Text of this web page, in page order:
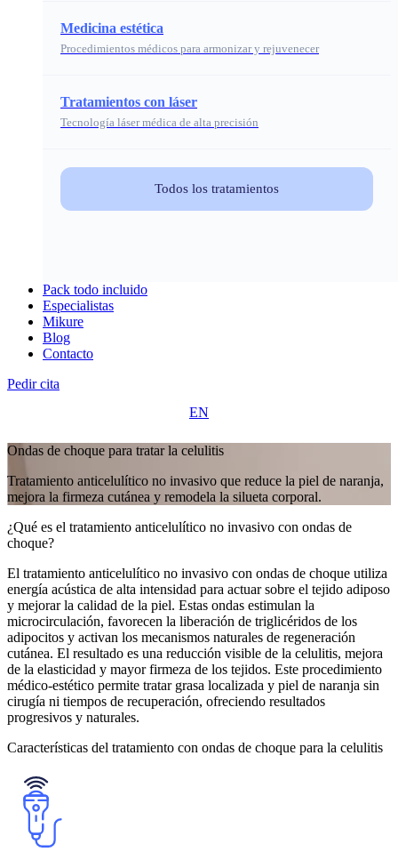
Medicina estética
Procedimientos médicos para armonizar y rejuvenecer
Tratamientos con láser
Tecnología láser médica de alta precisión
Todos los tratamientos
Pack todo incluido
Especialistas
Mikure
Blog
Contacto
Pedir cita
EN
Ondas de choque para tratar la celulitis
Tratamiento anticelulítico no invasivo que reduce la piel de naranja,
mejora la firmeza cutánea y remodela la silueta corporal.
¿Qué es el tratamiento anticelulítico no invasivo con ondas de
choque?
El tratamiento anticelulítico no invasivo con ondas de choque utiliza
energía acústica de alta intensidad para actuar sobre el tejido adiposo
y mejorar la calidad de la piel. Estas ondas estimulan la
microcirculación, favorecen la liberación de triglicéridos de los
adipocitos y activan los mecanismos naturales de regeneración
cutánea. El resultado es una reducción visible de la celulitis, mejora
de la elasticidad y mayor firmeza de los tejidos. Este procedimiento
médico-estético permite tratar grasa localizada y piel de naranja sin
cirugía ni tiempos de recuperación, ofreciendo resultados
progresivos y naturales.
Características del tratamiento con ondas de choque para la celulitis